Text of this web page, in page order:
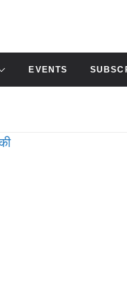
EVENTS